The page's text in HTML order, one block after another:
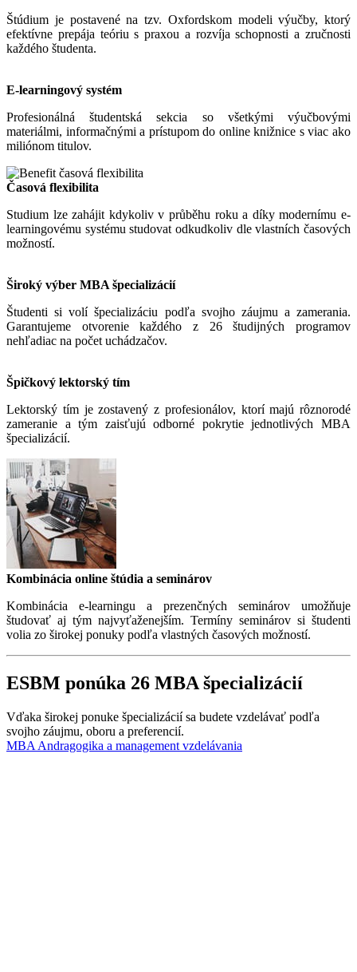
Štúdium je postavené na tzv. Oxfordskom modeli výučby, ktorý
efektívne prepája teóriu s praxou a rozvíja schopnosti a zručnosti
každého študenta.
E-learningový systém
Profesionálná študentská sekcia so všetkými výučbovými
materiálmi, informačnými a prístupom do online knižnice s viac ako
miliónom titulov.
Časová flexibilita
Studium lze zahájit kdykoliv v průběhu roku a díky modernímu e-
learningovému systému studovat odkudkoliv dle vlastních časových
možností.
Široký výber MBA špecializácií
Študenti si volí špecializáciu podľa svojho záujmu a zamerania.
Garantujeme otvorenie každého z 26 študijných programov
nehľadiac na počet uchádzačov.
Špičkový lektorský tím
Lektorský tím je zostavený z profesionálov, ktorí majú rôznorodé
zameranie a tým zaisťujú odborné pokrytie jednotlivých MBA
špecializácií.
Kombinácia online štúdia a seminárov
Kombinácia e-learningu a prezenčných seminárov umožňuje
študovať aj tým najvyťaženejším. Termíny seminárov si študenti
volia zo širokej ponuky podľa vlastných časových možností.
ESBM ponúka 26 MBA špecializácií
Vďaka širokej ponuke špecializácií sa budete vzdelávať podľa
svojho záujmu, oboru a preferencií.
MBA Andragogika a management vzdelávania